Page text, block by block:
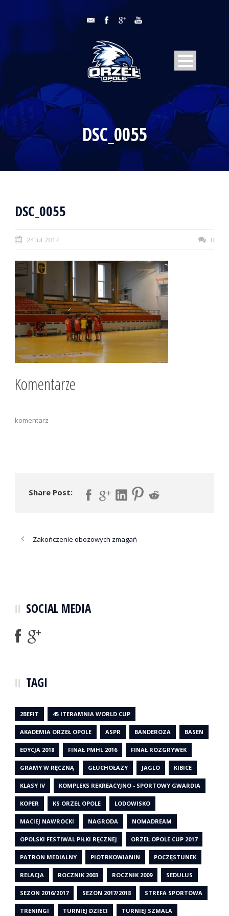
DSC_0055
DSC_0055
24 lut 2017 0
Komentarze
komentarz
Share Post:
Zakończenie obozowych zmagań
SOCIAL MEDIA
TAGI
2BEFIT 45 ITERAMNIA WORLD CUP
AKADEMIA ORZEŁ OPOLE ASPR BANDEROZA BASEN
EDYCJA 2018 FINAŁ PMHL 2016 FINAŁ ROZGRYWEK
GRAMY W RĘCZNĄ GŁUCHOŁAZY JAGLO KIBICE
KLASY IV KOMPLEKS REKREACYJNO - SPORTOWY GWARDIA
KOPER KS ORZEŁ OPOLE LODOWISKO
MACIEJ NAWROCKI NAGRODA NOMADREAM
OPOLSKI FESTIWAL PIŁKI RĘCZNEJ ORZEŁ OPOLE CUP 2017
PATRON MEDIALNY PIOTRKOWIANIN POCZĘSTUNEK
RELACJA ROCZNIK 2003 ROCZNIK 2009 SEDULUS
SEZON 2016/2017 SEZON 2017/2018 STREFA SPORTOWA
TRENINGI TURNIEJ DZIECI TURNIEJ SZMALA